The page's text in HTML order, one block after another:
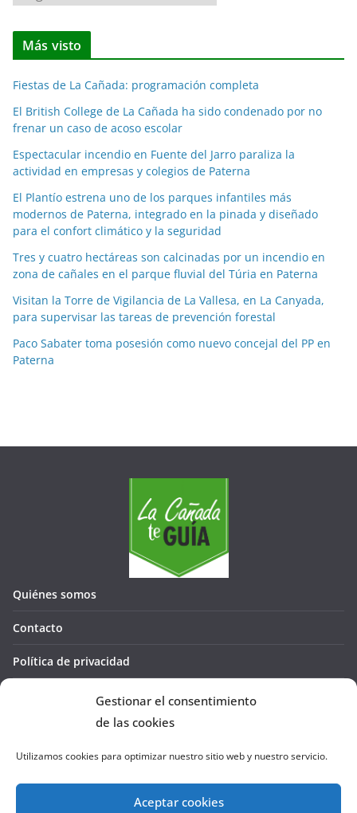
Gestionar el consentimiento
de las cookies
Utilizamos cookies para optimizar nuestro sitio web y nuestro servicio.
Aceptar cookies
t
i
a
s
p
o
r
m
e
s
e
Más visto
Fiestas de La Cañada: programación completa
El British College de La Cañada ha sido condenado por no
frenar un caso de acoso escolar
Espectacular incendio en Fuente del Jarro paraliza la
actividad en empresas y colegios de Paterna
El Plantío estrena uno de los parques infantiles más
modernos de Paterna, integrado en la pinada y diseñado
para el confort climático y la seguridad
Tres y cuatro hectáreas son calcinadas por un incendio en
zona de cañales en el parque fluvial del Túria en Paterna
Visitan la Torre de Vigilancia de La Vallesa, en La Canyada,
para supervisar las tareas de prevención forestal
Paco Sabater toma posesión como nuevo concejal del PP en
Paterna
Quiénes somos
Contacto
Política de privacidad
Política de cookies (UE)